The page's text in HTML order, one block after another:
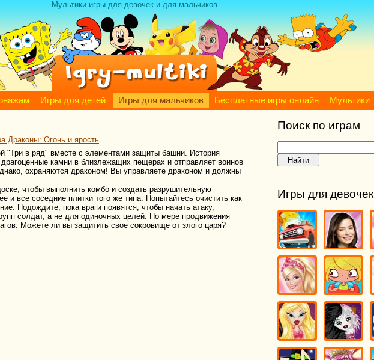
Мультики игры для девочек и для мальчиков
Игры для детей Игры для мальчиков Бесплатные игры онлайн Мультики
Драконы: Огонь и ярость
"Три в ряд" вместе с элементами защиты башни. История
камни в близлежащих пещерах и отправляет воинов
охраняются драконом! Вы управляете драконом и должны
чтобы выполнить комбо и создать разрушительную
и все соседние плитки того же типа. Попытайтесь очистить как
Подождите, пока враги появятся, чтобы начать атаку,
солдат, а не для одиночных целей. По мере продвижения
Можете ли вы защитить свое сокровище от злого царя?
Поиск по играм
Игры для девочек